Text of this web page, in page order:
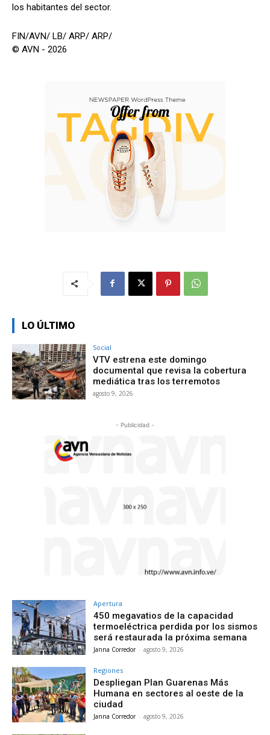
los habitantes del sector.
FIN/AVN/ LB/ ARP/ ARP/
© AVN - 2026
LO ÚLTIMO
Social
VTV estrena este domingo
documental que revisa la cobertura
mediática tras los terremotos
agosto 9, 2026
- Publicidad -
Apertura
450 megavatios de la capacidad
termoeléctrica perdida por los sismos
será restaurada la próxima semana
Janna Corredor - agosto 9, 2026
Regiones
Despliegan Plan Guarenas Más
Humana en sectores al oeste de la
ciudad
Janna Corredor - agosto 9, 2026